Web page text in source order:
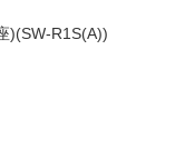
)(SW-R1S(A))